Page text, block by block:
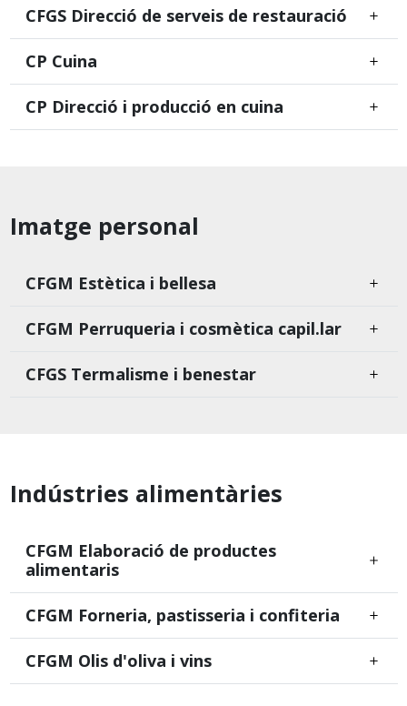
CFGS Direcció de serveis de restauració
CP Cuina
CP Direcció i producció en cuina
Imatge personal
CFGM Estètica i bellesa
CFGM Perruqueria i cosmètica capil.lar
CFGS Termalisme i benestar
Indústries alimentàries
CFGM Elaboració de productes
alimentaris
CFGM Forneria, pastisseria i confiteria
CFGM Olis d'oliva i vins